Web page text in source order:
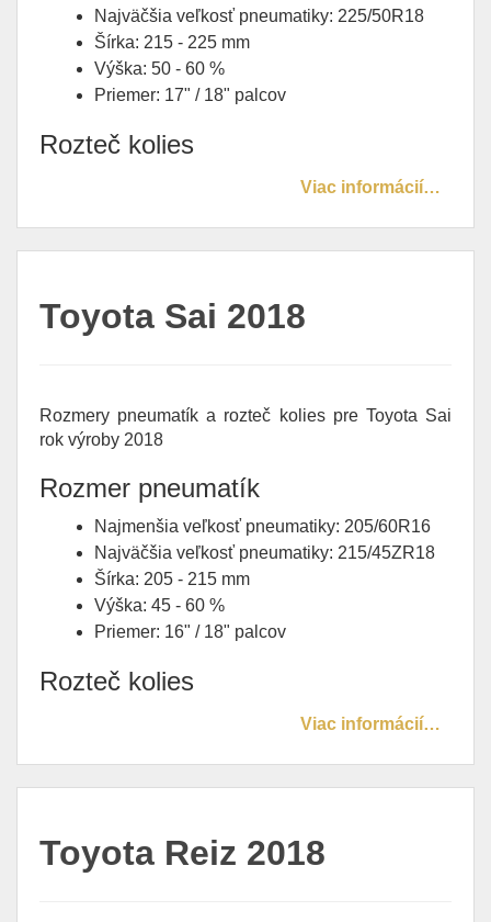
Najväčšia veľkosť pneumatiky: 225/50R18
Šírka: 215 - 225 mm
Výška: 50 - 60 %
Priemer: 17" / 18" palcov
Rozteč kolies
Viac informácií…
Toyota Sai 2018
Rozmery pneumatík a rozteč kolies pre Toyota Sai
rok výroby 2018
Rozmer pneumatík
Najmenšia veľkosť pneumatiky: 205/60R16
Najväčšia veľkosť pneumatiky: 215/45ZR18
Šírka: 205 - 215 mm
Výška: 45 - 60 %
Priemer: 16" / 18" palcov
Rozteč kolies
Viac informácií…
Toyota Reiz 2018